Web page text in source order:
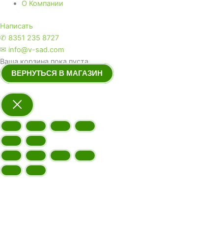
О Компании
Написать
✆ 8351 235 8727
✉ info@v-sad.com
Ваша корзина пока пуста.
ВЕРНУТЬСЯ В МАГАЗИН